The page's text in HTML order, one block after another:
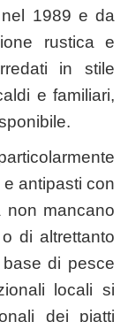
1989 e da
rustica e
in stile
e familiari,
antipasti con
non mancano
di altrettanto
di pesce
locali si
dei piatti